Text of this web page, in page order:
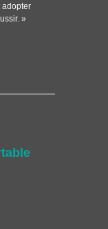
adopter
»